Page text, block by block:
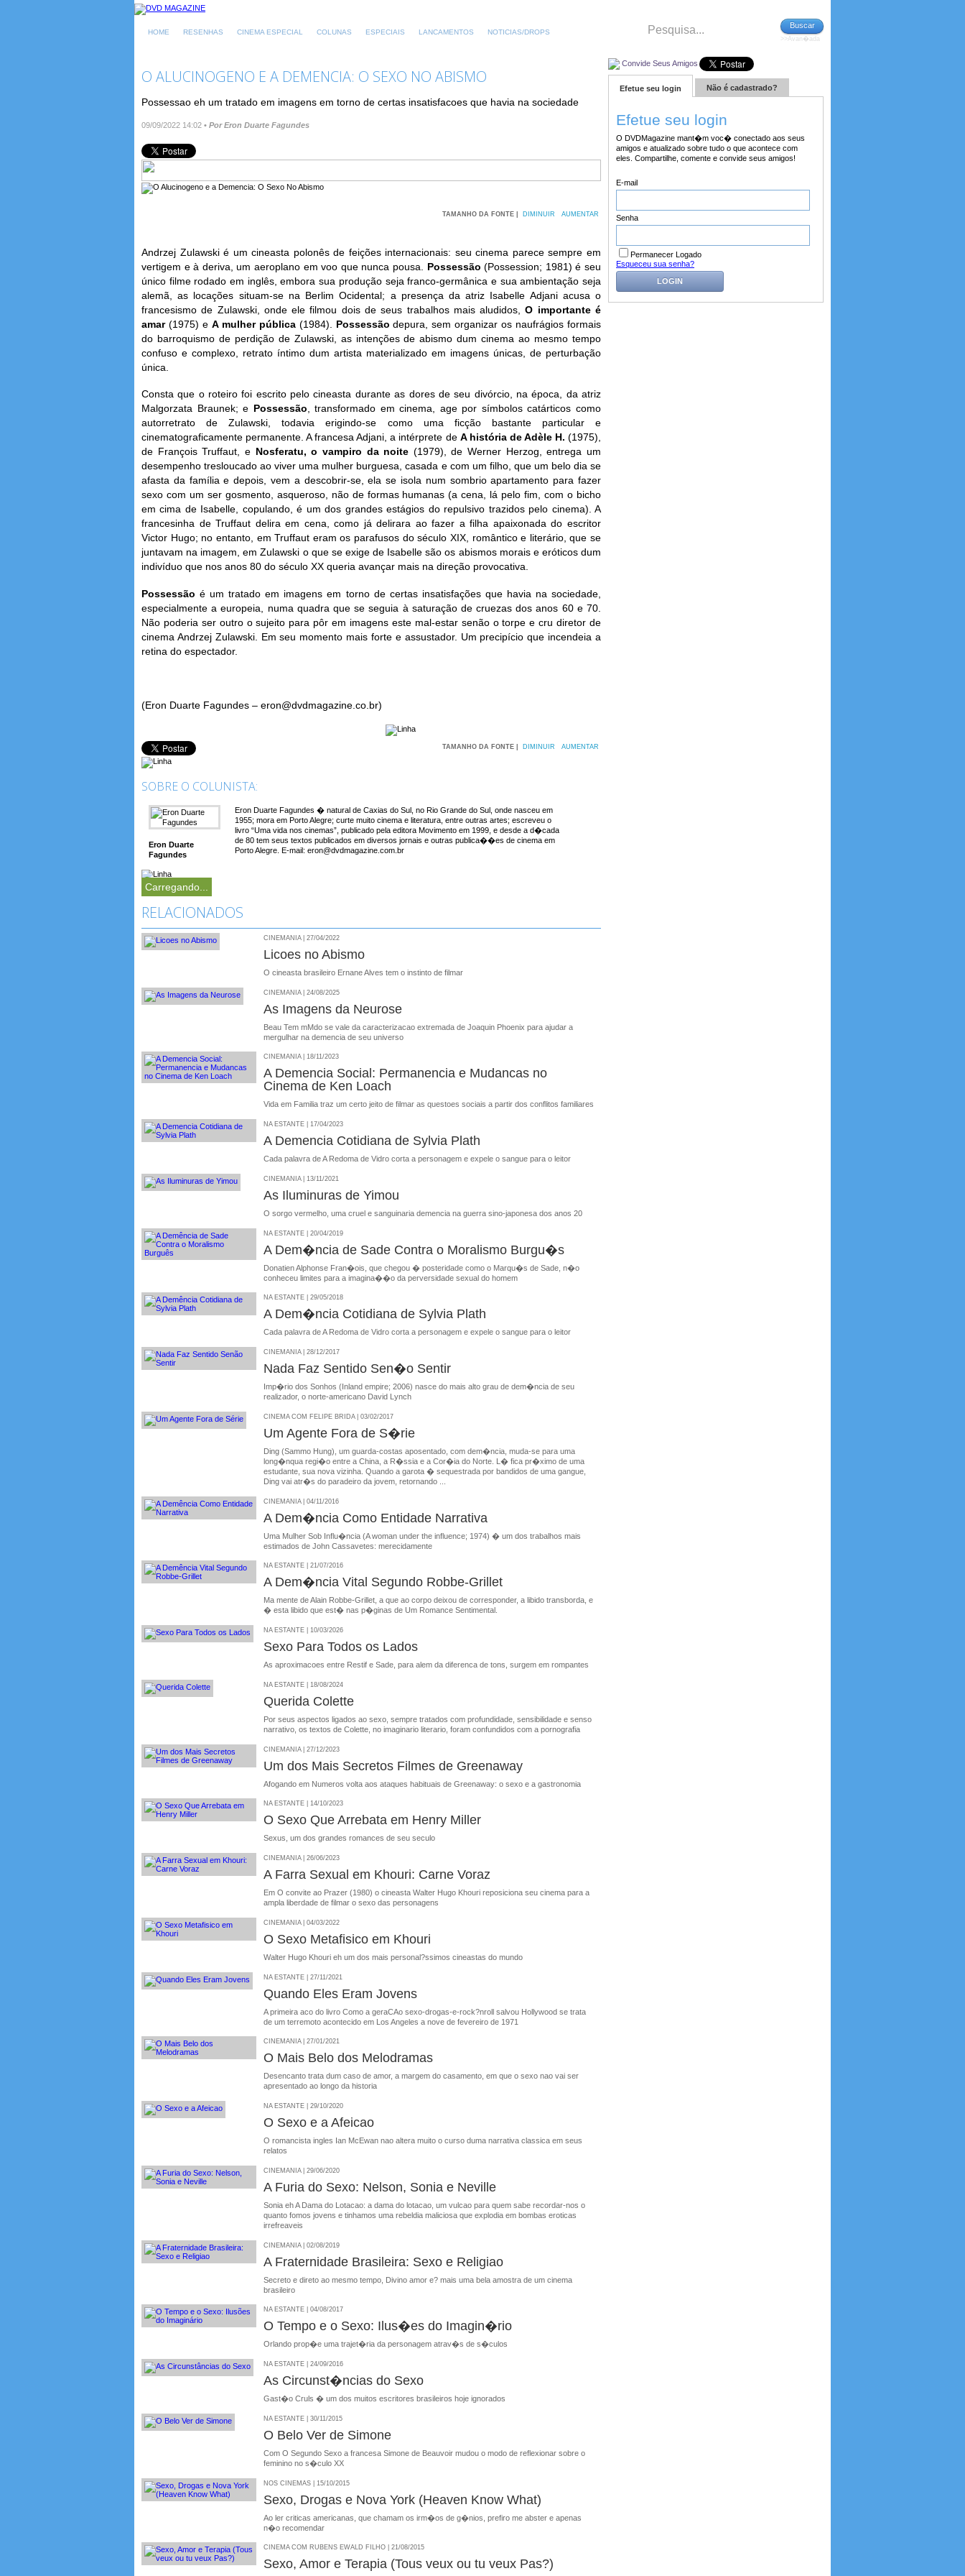
HOME RESENHAS CINEMA ESPECIAL COLUNAS ESPECIAIS LANCAMENTOS NOTICIAS/DROPS
Buscar
>>Avan�ada
O ALUCINOGENO E A DEMENCIA: O SEXO NO ABISMO
Possessao eh um tratado em imagens em torno de certas insatisfacoes que havia na sociedade
09/09/2022 14:02 • Por Eron Duarte Fagundes
TAMANHO DA FONTE | DIMINUIR AUMENTAR
Andrzej Zulawski é um cineasta polonês de feições internacionais: seu cinema parece sempre em
vertigem e à deriva, um aeroplano em voo que nunca pousa. Possessão(Possession; 1981) é seu
único filme rodado em inglês, embora sua produção seja franco-germânica e sua ambientação seja
alemã, as locações situam-se na Berlim Ocidental; a presença da atriz Isabelle Adjani acusa o
francesismo de Zulawski, onde ele filmou dois de seus trabalhos mais aludidos,O importante é
amar (1975) e A mulher pública (1984). Possessãodepura, sem organizar os naufrágios formais
do barroquismo de perdição de Zulawski, as intenções de abismo dum cinema ao mesmo tempo
confuso e complexo, retrato íntimo dum artista materializado em imagens únicas, de perturbação
única.
Consta que o roteiro foi escrito pelo cineasta durante as dores de seu divórcio, na época, da atriz
Malgorzata Braunek; e Possessão, transformado em cinema, age por símbolos catárticos como
autorretrato de Zulawski, todavia erigindo-se como uma ficção bastante particular e
cinematograficamente permanente. A francesa Adjani, a intérprete de A história de Adèle H.(1975),
de François Truffaut, e Nosferatu, o vampiro da noite (1979), de Werner Herzog, entrega um
desempenho tresloucado ao viver uma mulher burguesa, casada e com um filho, que um belo dia se
afasta da família e depois, vem a descobrir-se, ela se isola num sombrio apartamento para fazer
sexo com um ser gosmento, asqueroso, não de formas humanas (a cena, lá pelo fim, com o bicho
em cima de Isabelle, copulando, é um dos grandes estágios do repulsivo trazidos pelo cinema). A
francesinha de Truffaut delira em cena, como já delirara ao fazer a filha apaixonada do escritor
Victor Hugo; no entanto, em Truffaut eram os parafusos do século XIX, romântico e literário, que se
juntavam na imagem, em Zulawski o que se exige de Isabelle são os abismos morais e eróticos dum
indivíduo que nos anos 80 do século XX queria avançar mais na direção provocativa.
Possessãoé um tratado em imagens em torno de certas insatisfações que havia na sociedade,
especialmente a europeia, numa quadra que se seguia à saturação de cruezas dos anos 60 e 70.
Não poderia ser outro o sujeito para pôr em imagens este mal-estar senão o torpe e cru diretor de
cinema Andrzej Zulawski. Em seu momento mais forte e assustador. Um precipício que incendeia a
retina do espectador.
(Eron Duarte Fagundes – eron@dvdmagazine.co.br)
TAMANHO DA FONTE | DIMINUIR AUMENTAR
SOBRE O COLUNISTA:
Eron Duarte
Fagundes
Eron Duarte Fagundes � natural de Caxias do Sul, no Rio Grande do Sul, onde nasceu em
1955; mora em Porto Alegre; curte muito cinema e literatura, entre outras artes; escreveu o
livro “Uma vida nos cinemas”, publicado pela editora Movimento em 1999, e desde a d�cada
de 80 tem seus textos publicados em diversos jornais e outras publica��es de cinema em
Porto Alegre. E-mail: eron@dvdmagazine.com.br
Carregando...
RELACIONADOS
CINEMANIA | 27/04/2022
Licoes no Abismo
O cineasta brasileiro Ernane Alves tem o instinto de filmar
CINEMANIA | 24/08/2025
As Imagens da Neurose
Beau Tem mMdo se vale da caracterizacao extremada de Joaquin Phoenix para ajudar a
mergulhar na demencia de seu universo
CINEMANIA | 18/11/2023
A Demencia Social: Permanencia e Mudancas no
Cinema de Ken Loach
Vida em Familia traz um certo jeito de filmar as questoes sociais a partir dos conflitos familiares
NA ESTANTE | 17/04/2023
A Demencia Cotidiana de Sylvia Plath
Cada palavra de A Redoma de Vidro corta a personagem e expele o sangue para o leitor
CINEMANIA | 13/11/2021
As Iluminuras de Yimou
O sorgo vermelho, uma cruel e sanguinaria demencia na guerra sino-japonesa dos anos 20
NA ESTANTE | 20/04/2019
A Dem�ncia de Sade Contra o Moralismo Burgu�s
Donatien Alphonse Fran�ois, que chegou � posteridade como o Marqu�s de Sade, n�o
conheceu limites para a imagina��o da perversidade sexual do homem
NA ESTANTE | 29/05/2018
A Dem�ncia Cotidiana de Sylvia Plath
Cada palavra de A Redoma de Vidro corta a personagem e expele o sangue para o leitor
CINEMANIA | 28/12/2017
Nada Faz Sentido Sen�o Sentir
Imp�rio dos Sonhos (Inland empire; 2006) nasce do mais alto grau de dem�ncia de seu
realizador, o norte-americano David Lynch
CINEMA COM FELIPE BRIDA | 03/02/2017
Um Agente Fora de S�rie
Ding (Sammo Hung), um guarda-costas aposentado, com dem�ncia, muda-se para uma
long�nqua regi�o entre a China, a R�ssia e a Cor�ia do Norte. L� fica pr�ximo de uma
estudante, sua nova vizinha. Quando a garota � sequestrada por bandidos de uma gangue,
Ding vai atr�s do paradeiro da jovem, retornando ...
CINEMANIA | 04/11/2016
A Dem�ncia Como Entidade Narrativa
Uma Mulher Sob Influ�ncia (A woman under the influence; 1974) � um dos trabalhos mais
estimados de John Cassavetes: merecidamente
NA ESTANTE | 21/07/2016
A Dem�ncia Vital Segundo Robbe-Grillet
Ma mente de Alain Robbe-Grillet, a que ao corpo deixou de corresponder, a libido transborda, e
� esta libido que est� nas p�ginas de Um Romance Sentimental.
NA ESTANTE | 10/03/2026
Sexo Para Todos os Lados
As aproximacoes entre Restif e Sade, para alem da diferenca de tons, surgem em rompantes
NA ESTANTE | 18/08/2024
Querida Colette
Por seus aspectos ligados ao sexo, sempre tratados com profundidade, sensibilidade e senso
narrativo, os textos de Colette, no imaginario literario, foram confundidos com a pornografia
CINEMANIA | 27/12/2023
Um dos Mais Secretos Filmes de Greenaway
Afogando em Numeros volta aos ataques habituais de Greenaway: o sexo e a gastronomia
NA ESTANTE | 14/10/2023
O Sexo Que Arrebata em Henry Miller
Sexus, um dos grandes romances de seu seculo
CINEMANIA | 26/06/2023
A Farra Sexual em Khouri: Carne Voraz
Em O convite ao Prazer (1980) o cineasta Walter Hugo Khouri reposiciona seu cinema para a
ampla liberdade de filmar o sexo das personagens
CINEMANIA | 04/03/2022
O Sexo Metafisico em Khouri
Walter Hugo Khouri eh um dos mais personal?ssimos cineastas do mundo
NA ESTANTE | 27/11/2021
Quando Eles Eram Jovens
A primeira aco do livro Como a geraCAo sexo-drogas-e-rock?nroll salvou Hollywood se trata
de um terremoto acontecido em Los Angeles a nove de fevereiro de 1971
CINEMANIA | 27/01/2021
O Mais Belo dos Melodramas
Desencanto trata dum caso de amor, a margem do casamento, em que o sexo nao vai ser
apresentado ao longo da historia
NA ESTANTE | 29/10/2020
O Sexo e a Afeicao
O romancista ingles Ian McEwan nao altera muito o curso duma narrativa classica em seus
relatos
CINEMANIA | 29/06/2020
A Furia do Sexo: Nelson, Sonia e Neville
Sonia eh A Dama do Lotacao: a dama do lotacao, um vulcao para quem sabe recordar-nos o
quanto fomos jovens e tinhamos uma rebeldia maliciosa que explodia em bombas eroticas
irrefreaveis
CINEMANIA | 02/08/2019
A Fraternidade Brasileira: Sexo e Religiao
Secreto e direto ao mesmo tempo, Divino amor e? mais uma bela amostra de um cinema
brasileiro
NA ESTANTE | 04/08/2017
O Tempo e o Sexo: Ilus�es do Imagin�rio
Orlando prop�e uma trajet�ria da personagem atrav�s de s�culos
NA ESTANTE | 24/09/2016
As Circunst�ncias do Sexo
Gast�o Cruls � um dos muitos escritores brasileiros hoje ignorados
NA ESTANTE | 30/11/2015
O Belo Ver de Simone
Com O Segundo Sexo a francesa Simone de Beauvoir mudou o modo de reflexionar sobre o
feminino no s�culo XX
NOS CINEMAS | 15/10/2015
Sexo, Drogas e Nova York (Heaven Know What)
Ao ler criticas americanas, que chamam os irm�os de g�nios, prefiro me abster e apenas
n�o recomendar
CINEMA COM RUBENS EWALD FILHO | 21/08/2015
Sexo, Amor e Terapia (Tous veux ou tu veux Pas?)
Convide Seus Amigos
Efetue seu login Não é cadastrado?
Efetue seu login
O DVDMagazine mant�m voc� conectado aos seus
amigos e atualizado sobre tudo o que acontece com
eles. Compartilhe, comente e convide seus amigos!
E-mail
Senha
Permanecer Logado
Esqueceu sua senha?
LOGIN